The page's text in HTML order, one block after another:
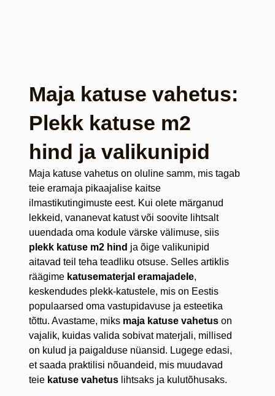
Maja katuse vahetus:
Plekk katuse m2
hind ja valikunipid
Maja katuse vahetus on oluline samm, mis tagab
teie eramaja pikaajalise kaitse
ilmastikutingimuste eest. Kui olete märganud
lekkeid, vananevat katust või soovite lihtsalt
uuendada oma kodule värske välimuse, siis
plekk katuse m2 hind ja õige valikunipid
aitavad teil teha teadliku otsuse. Selles artiklis
räägime katusematerjal eramajadele,
keskendudes plekk-katustele, mis on Eestis
populaarsed oma vastupidavuse ja esteetika
tõttu. Avastame, miks maja katuse vahetuson
vajalik, kuidas valida sobivat materjali, millised
on kulud ja paigalduse nüansid. Lugege edasi,
et saada praktilisi nõuandeid, mis muudavad
teie katuse vahetuslihtsaks ja kulutõhusaks.